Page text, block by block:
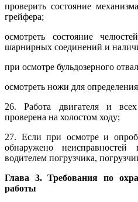
проверить состояние
грейфера;
осмотреть состояние
шарнирных соединений и
при осмотре бульдозерного
осмотреть ножи для
26. Работа двигателя и
проверена на холостом ходу;
27. Если при осмотре и
обнаружено
водителем погрузчика,
Глава 3. Требования по
работы